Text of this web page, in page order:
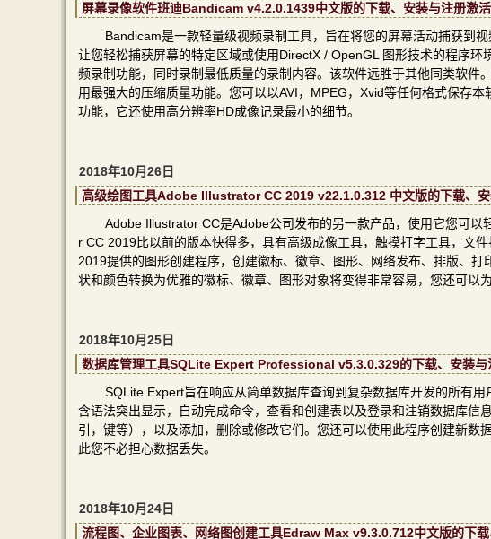
屏幕录像软件班迪Bandicam v4.2.0.1439中文版的下载、安装与注册激
Bandicam是一款轻量级视频录制工具，旨在将您的屏幕活动捕获到
让您轻松捕获屏幕的特定区域或使用DirectX / OpenGL 图形技术的程序
频录制功能，同时录制最低质量的录制内容。该软件远胜于其他同类软
用最强大的压缩质量功能。您可以以AVI，MPEG，Xvid等任何格式保存
功能，它还使用高分辨率HD成像记录最小的细节。
2018年10月26日
高级绘图工具Adobe Illustrator CC 2019 v22.1.0.312 中文版的下载、
Adobe Illustrator CC是Adobe公司发布的另一款产品，使用它您可
r CC 2019比以前的版本快得多，具有高级成像工具，触摸打字工具，文
2019提供的图形创建程序，创建徽标、徽章、图形、网络发布、排版、
状和颜色转换为优雅的徽标、徽章、图形对象将变得非常容易，您还可以
2018年10月25日
数据库管理工具SQLite Expert Professional v5.3.0.329的下载、安装与
SQLite Expert旨在响应从简单数据库查询到复杂数据库开发的所有
含语法突出显示，自动完成命令，查看和创建表以及登录和注销数据库信
引，键等），以及添加，删除或修改它们。您还可以使用此程序创建新数
此您不必担心数据丢失。
2018年10月24日
流程图、企业图表、网络图创建工具Edraw Max v9.3.0.712中文版的下